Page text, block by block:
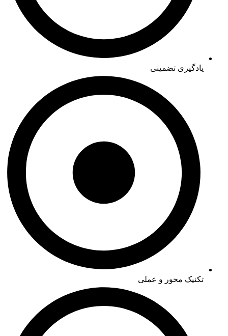
یادگیری تضمینی
تکنیک محور و عملی